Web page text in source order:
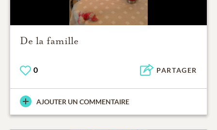
De la famille
0 PARTAGER
AJOUTER UN COMMENTAIRE